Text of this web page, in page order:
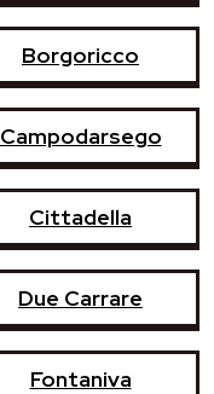
Borgoricco
Campodarsego
Cittadella
Due Carrare
Fontaniva